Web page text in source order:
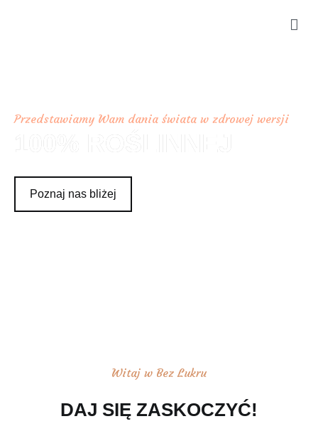
Przedstawiamy Wam dania świata w zdrowej wersji
Poznaj nas bliżej
Witaj w Bez Lukru
DAJ SIĘ ZASKOCZYĆ!